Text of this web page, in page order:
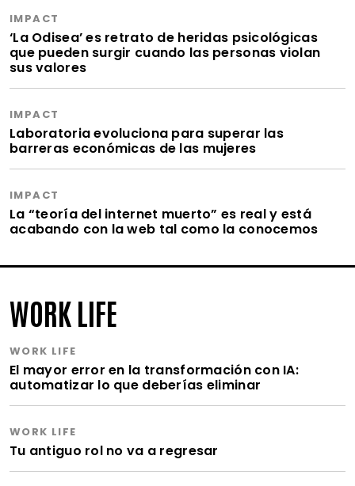
IMPACT
‘La Odisea’ es retrato de heridas psicológicas
que pueden surgir cuando las personas violan
sus valores
IMPACT
Laboratoria evoluciona para superar las
barreras económicas de las mujeres
IMPACT
La “teoría del internet muerto” es real y está
acabando con la web tal como la conocemos
WORK LIFE
WORK LIFE
El mayor error en la transformación con IA:
automatizar lo que deberías eliminar
WORK LIFE
Tu antiguo rol no va a regresar